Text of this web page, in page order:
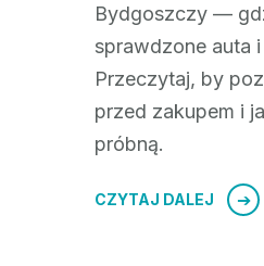
Bydgoszczy —
sprawdzone auta
Przeczytaj, by
przed zakupem i
próbną.
CZYTAJ DALEJ